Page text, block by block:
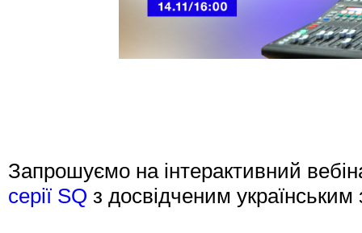
Запрошуємо на інтерактивний
серії SQ з досвідченим